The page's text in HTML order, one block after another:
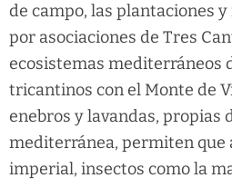
de campo, las plantaciones
por asociaciones de Tres
ecosistemas mediterráneos
tricantinos con el Monte de
enebros y lavandas, propias
mediterránea, permiten que
imperial, insectos como la